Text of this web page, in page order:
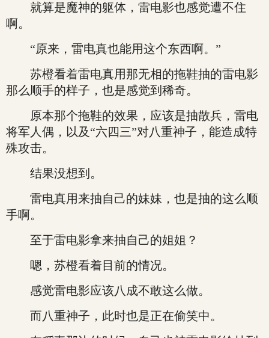
就算是魔神的躯体，雷电影也感觉遭不住
啊。
“原来，雷电真也能用这个东西啊。”
苏橙看着雷电真用那无相的拖鞋抽的雷电影
那么顺手的样子，也是感觉到稀奇。
原本那个拖鞋的效果，应该是抽散兵，雷电
将军人偶，以及“六四三”对八重神子，能造成特
殊攻击。
结果没想到。
雷电真用来抽自己的妹妹，也是抽的这么顺
手啊。
至于雷电影拿来抽自己的姐姐？
嗯，苏橙看着目前的情况。
感觉雷电影应该八成不敢这么做。
而八重神子，此时也是正在偷笑中。